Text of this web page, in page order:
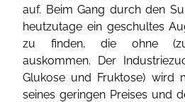
auf. Beim Gang durch den
heutzutage ein geschultes
zu finden, die ohne
auskommen. Der
Glukose und Fruktose) wird
seines geringen Preises und